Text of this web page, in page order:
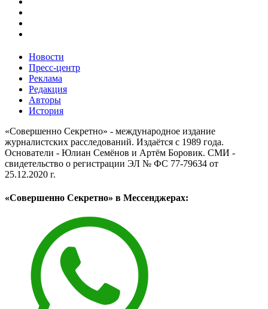
Новости
Пресс-центр
Реклама
Редакция
Авторы
История
«Совершенно Секретно» - международное издание
журналистских расследований. Издаётся с 1989 года.
Основатели - Юлиан Семёнов и Артём Боровик. CМИ -
свидетельство о регистрации ЭЛ № ФС 77-79634 от
25.12.2020 г.
«Совершенно Секретно» в Мессенджерах: